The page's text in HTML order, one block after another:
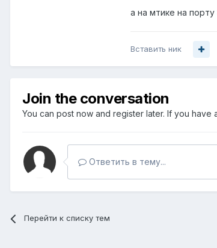
а на мтике на
Вставить ник
Join the conversation
You can post now and register later. If you have
Ответить в тему...
Перейти к списку тем